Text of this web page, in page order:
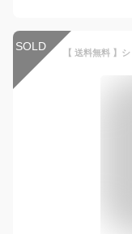
SOLD